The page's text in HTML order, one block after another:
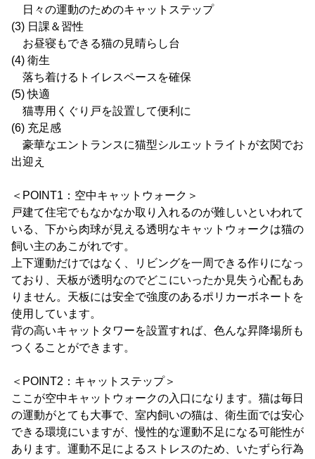
日々の運動のためのキャットステップ
(3) 日課＆習性
お昼寝もできる猫の見晴らし台
(4) 衛生
落ち着けるトイレスペースを確保
(5) 快適
猫専用くぐり戸を設置して便利に
(6) 充足感
豪華なエントランスに猫型シルエットライトが玄関でお
出迎え
＜POINT1：空中キャットウォーク＞
戸建て住宅でもなかなか取り入れるのが難しいといわれて
いる、下から肉球が見える透明なキャットウォークは猫の
飼い主のあこがれです。
上下運動だけではなく、リビングを一周できる作りになっ
ており、天板が透明なのでどこにいったか見失う心配もあ
りません。天板には安全で強度のあるポリカーボネートを
使用しています。
背の高いキャットタワーを設置すれば、色んな昇降場所も
つくることができます。
＜POINT2：キャットステップ＞
ここが空中キャットウォークの入口になります。猫は毎日
の運動がとても大事で、室内飼いの猫は、衛生面では安心
できる環境にいますが、慢性的な運動不足になる可能性が
あります。運動不足によるストレスのため、いたずら行為